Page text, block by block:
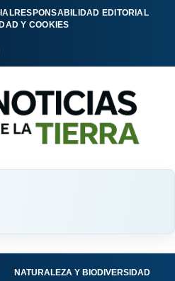
RESPONSABILIDAD EDITORIAL
Y COOKIES
NATURALEZA Y BIODIVERSIDAD